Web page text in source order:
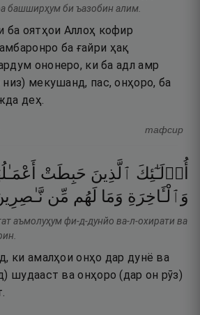
башширҳум би ъазобин алим.
ба оятҳои Аллоҳ кофир
ба ғайри ҳақ
ононеро, ки ба адл амр
мекушанд, пас, онҳоро, ба
деҳ.
тафсир
أُو۟لَـٰٓئِكَ ٱلَّذِينَ حَبِطَتْ
وَٱلْـَٔاخِرَةِ وَمَا لَهُم مِّن
аъмолуҳум фи-д-дунйо ва-л-охирати ва
ки амалҳои онҳо дар дунё ва
шудааст ва онҳоро (дар он рӯз)